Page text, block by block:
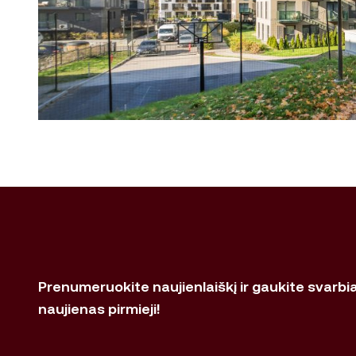
Prenumeruokite naujienlaiškį ir gaukite
naujienas pirmieji!